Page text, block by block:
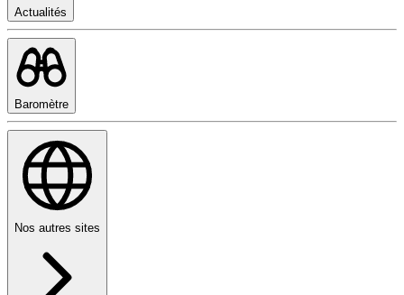
Actualités
Baromètre
Nos autres sites